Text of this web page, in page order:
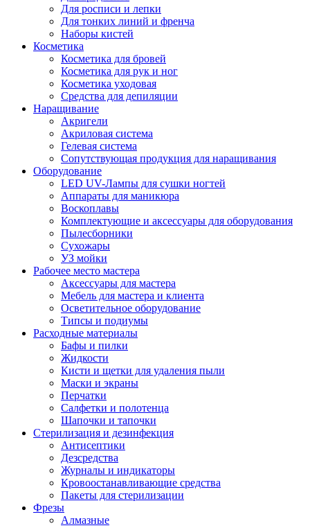
Для росписи и лепки
Для тонких линий и френча
Наборы кистей
Косметика
Косметика для бровей
Косметика для рук и ног
Косметика уходовая
Средства для депиляции
Наращивание
Акригели
Акриловая система
Гелевая система
Сопутствующая продукция для наращивания
Оборудование
LED UV-Лампы для сушки ногтей
Аппараты для маникюра
Воскоплавы
Комплектующие и аксессуары для оборудования
Пылесборники
Сухожары
УЗ мойки
Рабочее место мастера
Аксессуары для мастера
Мебель для мастера и клиента
Осветительное оборудование
Типсы и подиумы
Расходные материалы
Бафы и пилки
Жидкости
Кисти и щетки для удаления пыли
Маски и экраны
Перчатки
Салфетки и полотенца
Шапочки и тапочки
Стерилизация и дезинфекция
Антисептики
Дезсредства
Журналы и индикаторы
Кровоостанавливающие средства
Пакеты для стерилизации
Фрезы
Алмазные